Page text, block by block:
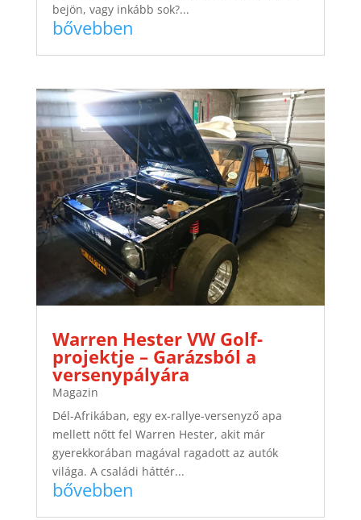
bejön, vagy inkább sok?...
bővebben
Warren Hester VW Golf-
projektje – Garázsból a
versenypályára
Magazin
Dél-Afrikában, egy ex-rallye-versenyző apa
mellett nőtt fel Warren Hester, akit már
gyerekkorában magával ragadott az autók
világa. A családi háttér...
bővebben